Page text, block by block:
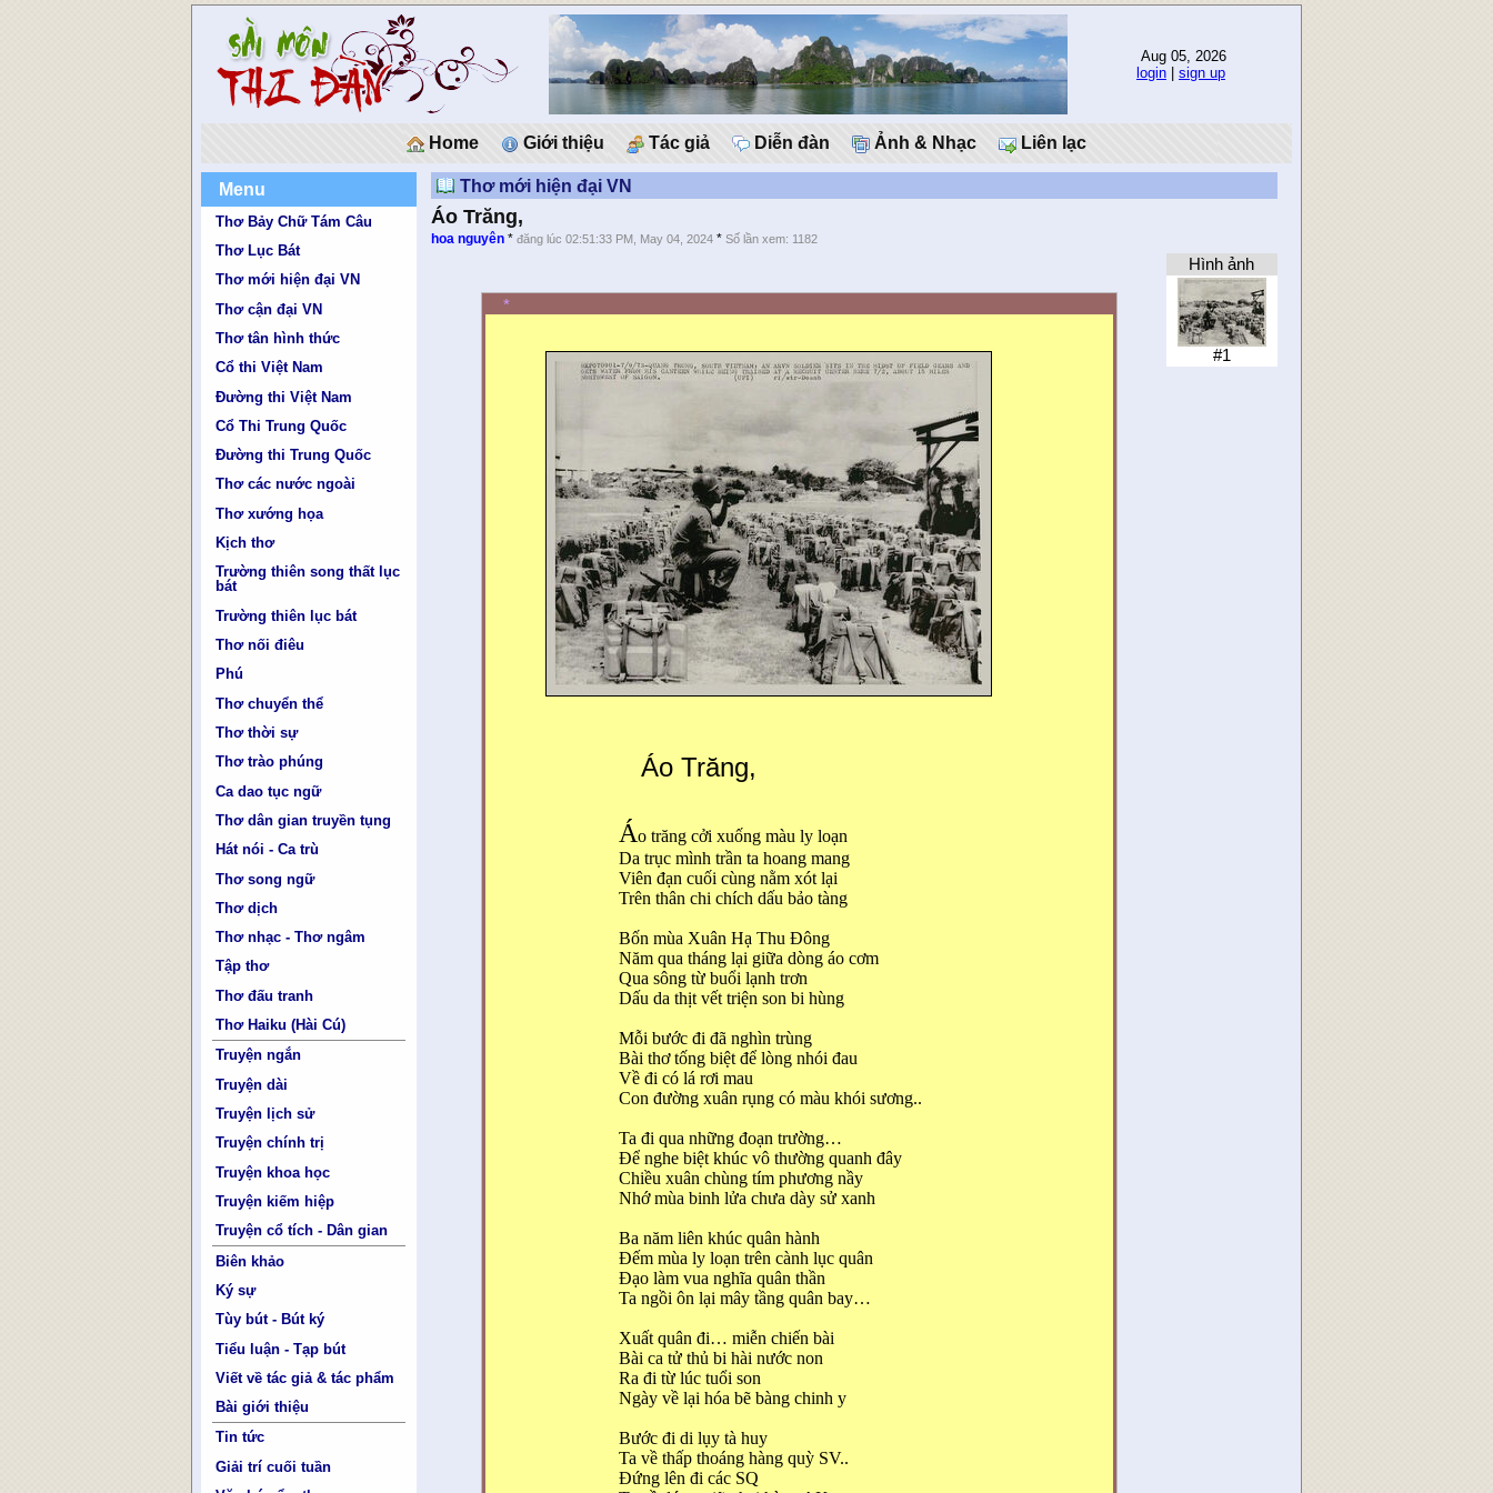
Aug 05, 2026
login
sign up
Home Giới thiệu Tác giả Diễn đàn Ảnh & Nhạc Liên lạc
Menu
Thơ Bảy Chữ Tám Câu
Thơ Lục Bát
Thơ mới hiện đại VN
Thơ cận đại VN
Thơ tân hình thức
Cổ thi Việt Nam
Đường thi Việt Nam
Cổ Thi Trung Quốc
Đường thi Trung Quốc
Thơ các nước ngoài
Thơ xướng họa
Kịch thơ
Trường thiên song thất lục
bát
Trường thiên lục bát
Thơ nối điêu
Phú
Thơ chuyển thể
Thơ thời sự
Thơ trào phúng
Ca dao tục ngữ
Thơ dân gian truyền tụng
Hát nói - Ca trù
Thơ song ngữ
Thơ dịch
Thơ nhạc - Thơ ngâm
Tập thơ
Thơ đấu tranh
Thơ Haiku (Hài Cú)
Truyện ngắn
Truyện dài
Truyện lịch sử
Truyện chính trị
Truyện khoa học
Truyện kiếm hiệp
Truyện cổ tích - Dân gian
Biên khảo
Ký sự
Tùy bút - Bút ký
Tiểu luận - Tạp bút
Viết về tác giả & tác phẩm
Bài giới thiệu
Tin tức
Giải trí cuối tuần
Thơ mới hiện đại VN
Áo Trăng,
hoa nguyên *đăng lúc 02:51:33 PM, May 04, 2024 *Số lần xem: 1182
Hình ảnh
#1
*
Áo Trăng,
Áo trăng cởi xuống màu ly loạn
Da trục mình trần ta hoang mang
Viên đạn cuối cùng nằm xót lại
Trên thân chi chích dấu bảo tàng
Bốn mùa Xuân Hạ Thu Đông
Năm qua tháng lại giữa dòng áo cơm
Qua sông từ buổi lạnh trơn
Dấu da thịt vết triện son bi hùng
Mỗi bước đi đã nghìn trùng
Bài thơ tống biệt để lòng nhói đau
Về đi có lá rơi mau
Con đường xuân rụng có màu khói sương..
Ta đi qua những đoạn trường…
Để nghe biệt khúc vô thường quanh đây
Chiều xuân chùng tím phương nầy
Nhớ mùa binh lửa chưa dày sử xanh
Ba năm liên khúc quân hành
Đếm mùa ly loạn trên cành lục quân
Đạo làm vua nghĩa quân thần
Ta ngồi ôn lại mây tầng quân bay…
Xuất quân đi… miễn chiến bài
Bài ca tử thủ bi hài nước non
Ra đi từ lúc tuổi son
Ngày về lại hóa bẽ bàng chinh y
Bước đi di lụy tà huy
Ta về thấp thoáng hàng quỳ SV..
Đứng lên đi các SQ